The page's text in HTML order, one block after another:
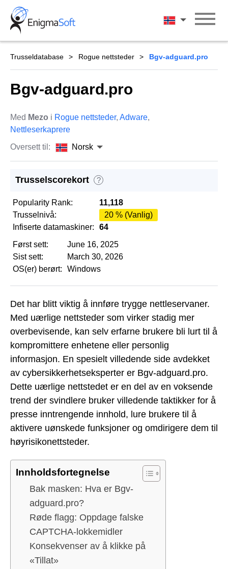
Skip
content
Norsk
Trusseldatabase Rogue nettsteder Bgv-adguard.pro
Bgv-adguard.pro
Med Mezo i Rogue nettsteder, Adware,
Nettleserkaprere
Oversett til:
Norsk
Trusselscorekort ?
Popularity Rank:
11,118
Trusselnivå:
20 % (Vanlig)
Infiserte datamaskiner:
64
Først sett:
June 16, 2025
Sist sett:
March 30, 2026
OS(er) berørt:
Windows
Det har blitt viktig å innføre trygge nettleservaner.
Med uærlige nettsteder som virker stadig mer
overbevisende, kan selv erfarne brukere bli lurt til å
kompromittere enhetene eller personlig
informasjon. En spesielt villedende side avdekket
av cybersikkerhetseksperter er Bgv-adguard.pro.
Dette uærlige nettstedet er en del av en voksende
trend der svindlere bruker villedende taktikker for å
presse inntrengende innhold, lure brukere til å
aktivere uønskede funksjoner og omdirigere dem til
høyrisikonettsteder.
Innholdsfortegnelse
Bak masken: Hva er Bgv-
adguard.pro?
Røde flagg: Oppdage falske
CAPTCHA-lokkemidler
Konsekvenser av å klikke på
«Tillat»